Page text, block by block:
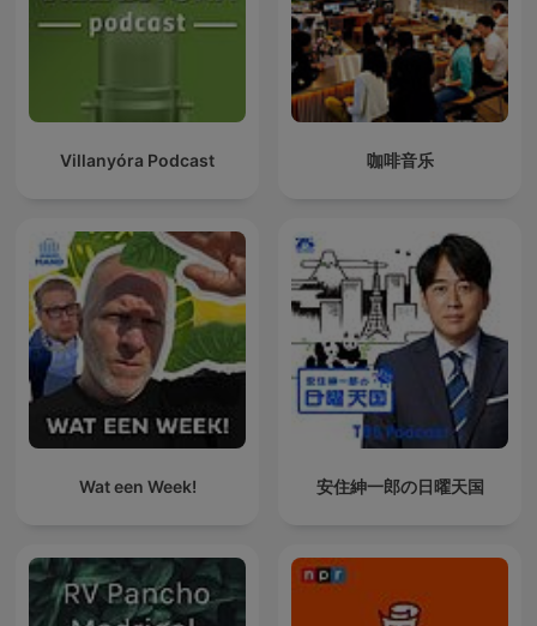
Villanyóra Podcast 咖啡音乐
Wat een Week! 安住紳一郎の日曜天国